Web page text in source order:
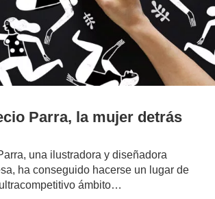
Parra, la mujer detrás
una ilustradora y diseñadora
ha conseguido hacerse un lugar de
ámbito…